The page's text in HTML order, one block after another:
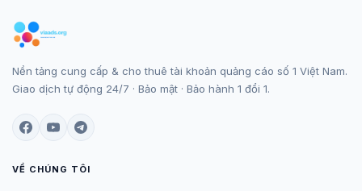
Nền tảng cung cấp & cho thuê tài khoản quảng cáo số 1 Việt Nam.
Giao dịch tự động 24/7 · Bảo mật · Bảo hành 1 đổi 1.
VỀ CHÚNG TÔI